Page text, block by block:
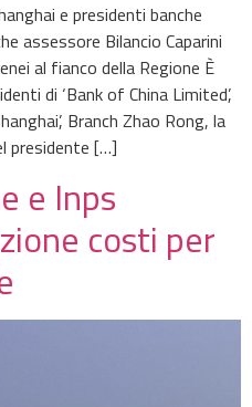
e presidenti banche
assessore Bilancio Caparini
al fianco della Regione È
di ‘Bank of China Limited’,
Branch Zhao Rong, la
presidente […]
e Inps
costi per